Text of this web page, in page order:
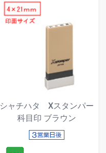
シャチハタ Xスタンパー
科目印 ブラウン